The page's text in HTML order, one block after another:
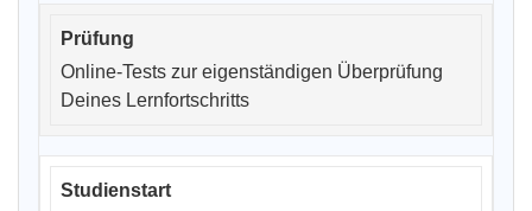
Online-Tests zur eigenständigen Überprüfung
Deines Lernfortschritts